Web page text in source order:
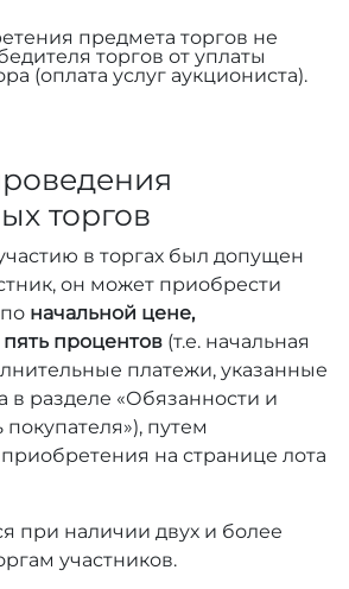
предмета торгов не
торгов от уплаты
(оплата услуг аукциониста).
торгов
в торгах был допущен
он может приобрести
начальной цене,
процентов (т.е. начальная
платежи, указанные
в разделе «Обязанности и
покупателя»), путем
на странице лота
при наличии двух и более
участников.